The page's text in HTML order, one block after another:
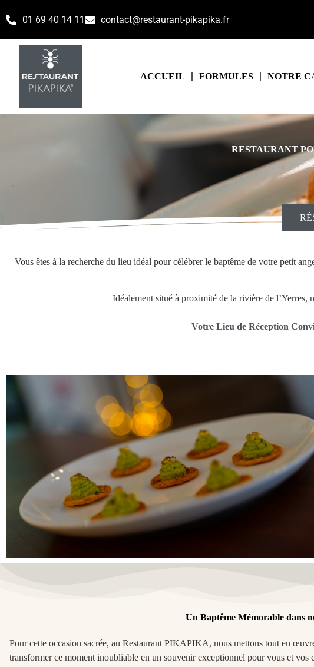
01 69 40 14 11 contact@restaurant-pikapika.fr
ACCUEIL FORMULES NOTRE
RESTAURANT
Vous êtes à la recherche du lieu idéal pour célébrer le baptême de votre petit
Idéalement situé à proximité de la rivière de l’Yerres,
Votre Lieu de Réception
Un Baptême Mémorable dans
Pour cette occasion sacrée, au Restaurant PIKAPIKA, nous mettons tout en
transformer ce moment inoubliable en un souvenir exceptionnel pour vous et